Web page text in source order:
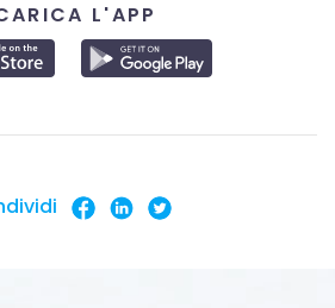
L'APP